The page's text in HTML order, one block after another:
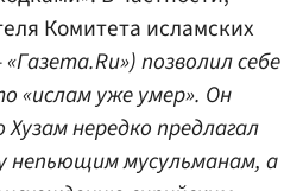
Комитета исламских
«Газета.Ru») позволил себе
«ислам уже умер». Он
нередко предлагал
непьющим мусульманам, а